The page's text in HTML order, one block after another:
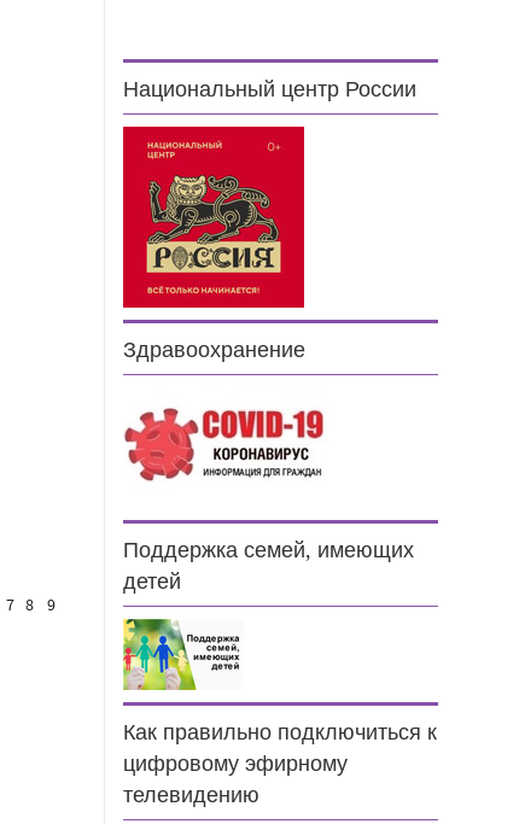
7 8 9
Национальный центр России
Здравоохранение
Поддержка семей, имеющих
детей
Как правильно подключиться к
цифровому эфирному
телевидению